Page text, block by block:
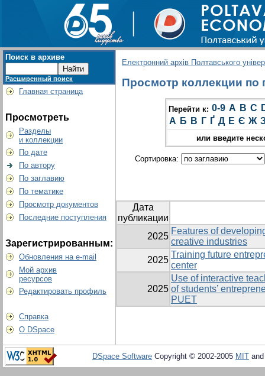
Поиск в архиве
Расширенный поиск
Главная страница
Просмотреть
Разделы
и коллекции
По дате
По автору
По заглавию
По тематике
Просмотр документов
Последние поступления
Зарегистрированным:
Обновления на e-mail
Мой архив
ресурсов
Редактировать профиль
Справка
О DSpace
Електронний архів Полтавського
Просмотр коллекции по
Перейти к: 0-9 A B C
А Б В Г Ґ Д Е Є Ж
или введите
Сортировка:
Дата
публикации
2025
Features of
creative industries
2025
Training future
center
2025
Use of interactive
of students’
PUET
DSpace Software Copyright © 2002-2005 MIT